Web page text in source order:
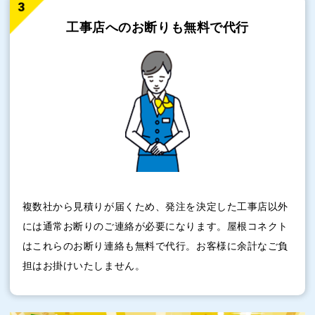
工事店へのお断りも無料で代行
複数社から見積りが届くため、発注を決定した工事店以外
には通常お断りのご連絡が必要になります。屋根コネクト
はこれらのお断り連絡も無料で代行。お客様に余計なご負
担はお掛けいたしません。